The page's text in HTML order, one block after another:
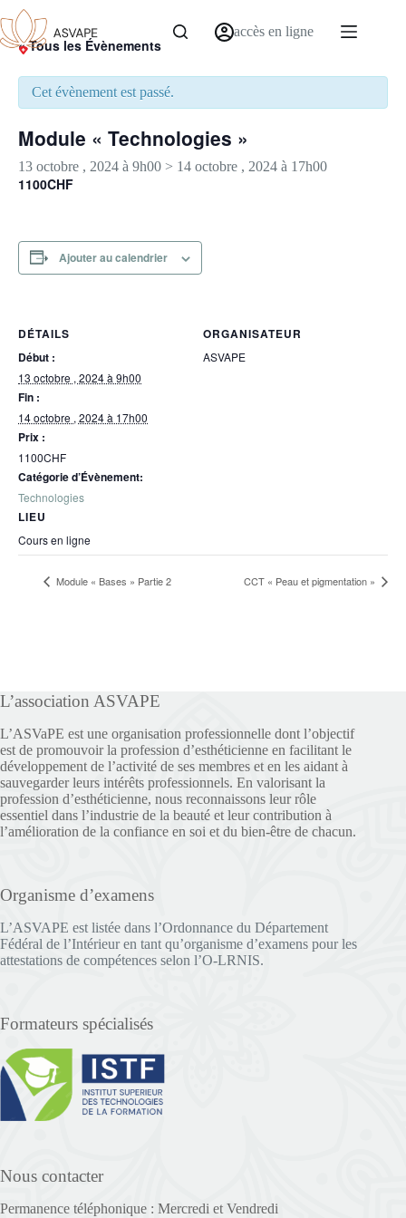
accès en ligne
« Tous les Évènements
Cet évènement est passé.
Module « Technologies »
13 octobre , 2024 à 9h00 > 14 octobre , 2024 à 17h00
1100CHF
Ajouter au calendrier
DÉTAILS
Début :
13 octobre , 2024 à 9h00
Fin :
14 octobre , 2024 à 17h00
Prix :
1100CHF
Catégorie d’Évènement:
Technologies
LIEU
Cours en ligne
ORGANISATEUR
ASVAPE
Module « Bases » Partie 2 CCT « Peau et pigmentation »
L’association ASVAPE
L’ASVaPE est une organisation professionnelle dont l’objectif
est de promouvoir la profession d’esthéticienne en facilitant le
développement de l’activité de ses membres et en les aidant à
sauvegarder leurs intérêts professionnels. En valorisant la
profession d’esthéticienne, nous reconnaissons leur rôle
essentiel dans l’industrie de la beauté et leur contribution à
l’amélioration de la confiance en soi et du bien-être de chacun.
Organisme d’examens
L’ASVAPE est listée dans l’Ordonnance du Département
Fédéral de l’Intérieur en tant qu’organisme d’examens pour les
attestations de compétences selon l’O-LRNIS.
Formateurs spécialisés
Nous contacter
Permanence téléphonique : Mercredi et Vendredi